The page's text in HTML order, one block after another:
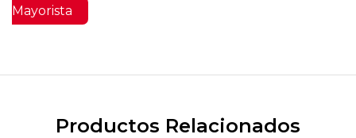
Mayorista
Productos Relacionados